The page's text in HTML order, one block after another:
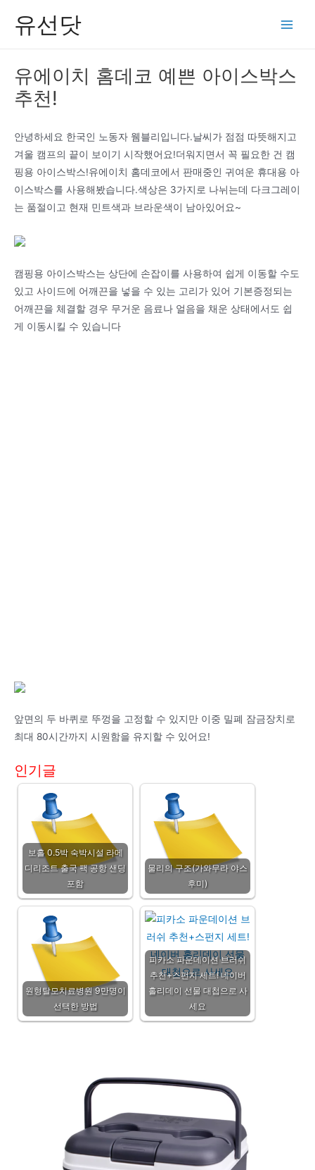
유선닷
유에이치 홈데코 예쁜 아이스박스
추천!
안녕하세요 한국인 노동자 웸블리입니다.날씨가 점점 따뜻해지고
겨울 캠프의 끝이 보이기 시작했어요!더워지면서 꼭 필요한 건 캠
핑용 아이스박스!유에이치 홈데코에서 판매중인 귀여운 휴대용 아
이스박스를 사용해봤습니다.색상은 3가지로 나뉘는데 다크그레이
는 품절이고 현재 민트색과 브라운색이 남아있어요~
캠핑용 아이스박스는 상단에 손잡이를 사용하여 쉽게 이동할 수도
있고 사이드에 어깨끈을 넣을 수 있는 고리가 있어 기본증정되는
어깨끈을 체결할 경우 무거운 음료나 얼음을 채운 상태에서도 쉽
게 이동시킬 수 있습니다
앞면의 두 바퀴로 뚜껑을 고정할 수 있지만 이중 밀폐 잠금장치로
최대 80시간까지 시원함을 유지할 수 있어요!
인기글
보홀 0.5박 숙박시설 라메
디리조트 출국 팩 공항 샌딩
포함
물리의 구조(가와무라 야스
후미)
원형탈모치료병원 9만명이
선택한 방법
피카소 파운데이션 브러쉬
추천+스펀지 세트! 네이버
홀리데이 선물 대첩으로 사
세요